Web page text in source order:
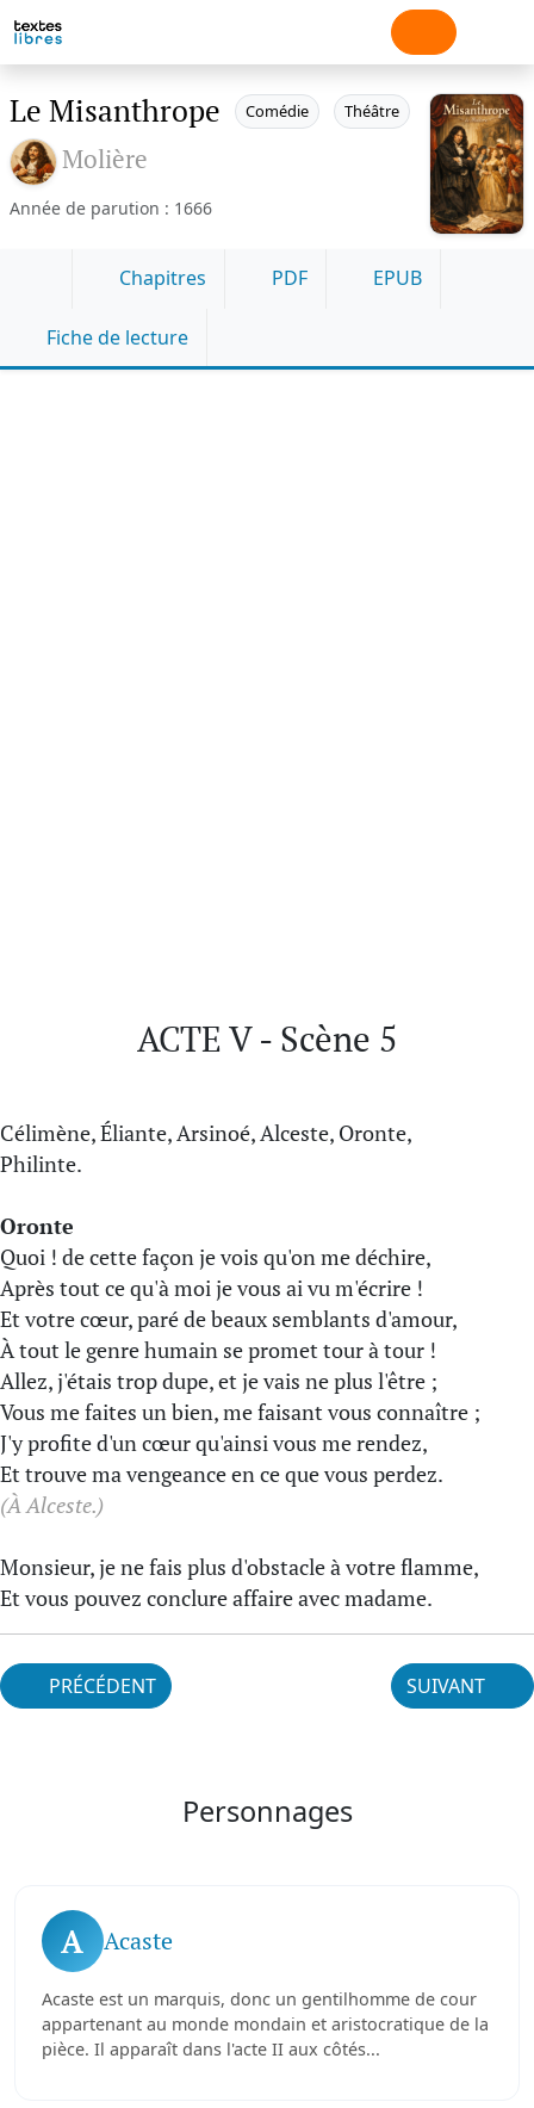
Le Misanthrope Comédie Théâtre
Molière
Année de parution : 1666
Chapitres PDF EPUB
Fiche de lecture
ACTE V - Scène 5
Célimène, Éliante, Arsinoé, Alceste, Oronte,
Philinte.
Oronte
Quoi ! de cette façon je vois qu'on me déchire,
Après tout ce qu'à moi je vous ai vu m'écrire !
Et votre cœur, paré de beaux semblants d'amour,
À tout le genre humain se promet tour à tour !
Allez, j'étais trop dupe, et je vais ne plus l'être ;
Vous me faites un bien, me faisant vous connaître ;
J'y profite d'un cœur qu'ainsi vous me rendez,
Et trouve ma vengeance en ce que vous perdez.
(À Alceste.)
Monsieur, je ne fais plus d'obstacle à votre flamme,
Et vous pouvez conclure affaire avec madame.
PRÉCÉDENT SUIVANT
Personnages
A Acaste
Acaste est un marquis, donc un gentilhomme de cour
appartenant au monde mondain et aristocratique de la
pièce. Il apparaît dans l'acte II aux côtés...